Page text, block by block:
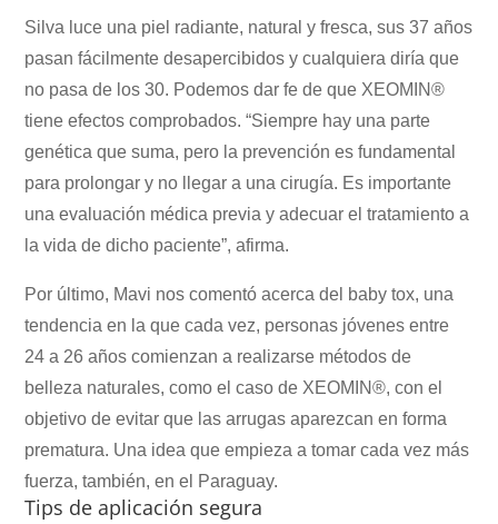
Silva luce una piel radiante, natural y fresca, sus 37 años
pasan fácilmente desapercibidos y cualquiera diría que
no pasa de los 30. Podemos dar fe de que XEOMIN®
tiene efectos comprobados. “Siempre hay una parte
genética que suma, pero la prevención es fundamental
para prolongar y no llegar a una cirugía. Es importante
una evaluación médica previa y adecuar el tratamiento a
la vida de dicho paciente”, afirma.
Por último, Mavi nos comentó acerca del baby tox, una
tendencia en la que cada vez, personas jóvenes entre
24 a 26 años comienzan a realizarse métodos de
belleza naturales, como el caso de XEOMIN®, con el
objetivo de evitar que las arrugas aparezcan en forma
prematura. Una idea que empieza a tomar cada vez más
fuerza, también, en el Paraguay.
Tips de aplicación segura